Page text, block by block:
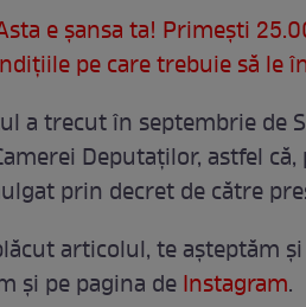
e şansa ta! Primești
pe care trebuie să le
a trecut în septembrie de
Deputaților, astfel
prin decret de către
articolul, te așteptăm
şi pe pagina deInstagram.